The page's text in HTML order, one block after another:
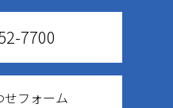
7700
せフォーム